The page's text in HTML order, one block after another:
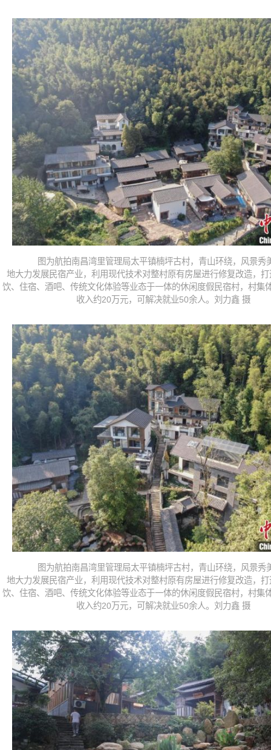
图为航拍南昌湾里管理局太平镇楠坪古村，青山环绕，风景秀
地大力发展民宿产业，利用现代技术对整村原有房屋进行修复改造，
饮、住宿、酒吧、传统文化体验等业态于一体的休闲度假民宿村，村集
收入约20万元，可解决就业50余人。刘力鑫 摄
图为航拍南昌湾里管理局太平镇楠坪古村，青山环绕，风景秀
地大力发展民宿产业，利用现代技术对整村原有房屋进行修复改造，
饮、住宿、酒吧、传统文化体验等业态于一体的休闲度假民宿村，村集
收入约20万元，可解决就业50余人。刘力鑫 摄